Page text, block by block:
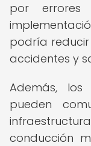
por
podría
accidentes y
Además, los
pueden
conducción